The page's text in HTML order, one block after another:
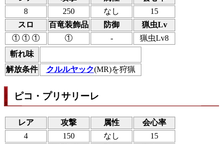
8
250 なし
15
スロ
百竜装飾品 防御
猟虫Lv
① ① ①
① -
猟虫Lv8
斬れ味
解放条件
クルルヤック(MR)を狩猟
ピコ・プリサリーレ
レア 攻撃 属性
会心率
4
150 なし
15